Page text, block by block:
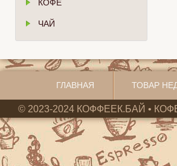
КОФЕ
ЧАЙ
ГЛАВНАЯ ТОВАР
© 2023-2024 КОФФЕЕК.БАЙ •